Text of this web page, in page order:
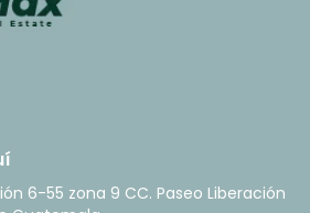
6-55 zona 9 CC. Paseo Liberación